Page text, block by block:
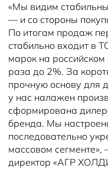
«Мы видим
— и со стороны
По итогам продаж
стабильно входит в
марок на
раза до 2%. За
прочную основу для
у нас налажен
сформирована
бренда. Мы
последовательно
массовом
директор «АГР